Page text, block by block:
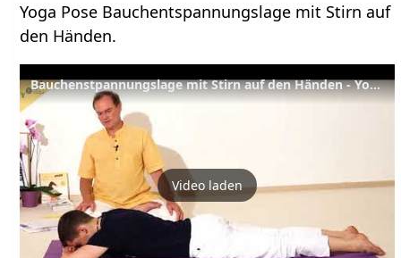
Yoga Pose Bauchentspannungslage mit Stirn auf
den Händen.
Bauchenstpannungslage mit Stirn auf den Händen - Yoga Asana Lexikon
Video laden